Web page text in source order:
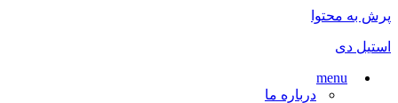
پرش به محتوا
استیل دی
menu
درباره ما